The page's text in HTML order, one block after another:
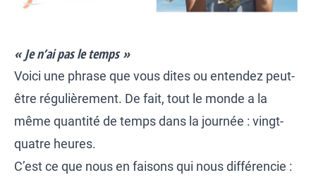
« Je n’ai pas le temps »
Voici une phrase que vous dites ou entendez peut-
être régulièrement. De fait, tout le monde a la
même quantité de temps dans la journée : vingt-
quatre heures.
C’est ce que nous en faisons qui nous différencie :